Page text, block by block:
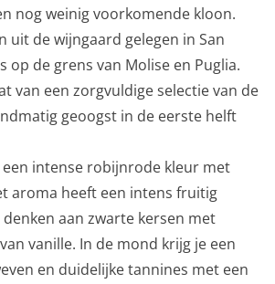
nog weinig voorkomende kloon.
uit de wijngaard gelegen in San
op de grens van Molise en Puglia.
van een zorgvuldige selectie van de
geoogst in de eerste helft
intense robijnrode kleur met
aroma heeft een intens fruitig
aan zwarte kersen met
vanille. In de mond krijg je een
en duidelijke tannines met een